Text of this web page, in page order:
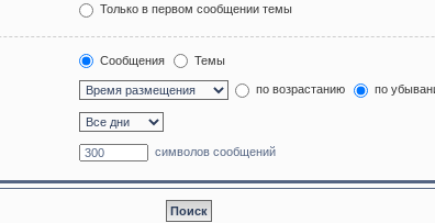
Только в первом сообщении темы
Сообщения Темы
по возрастанию по
символов сообщений